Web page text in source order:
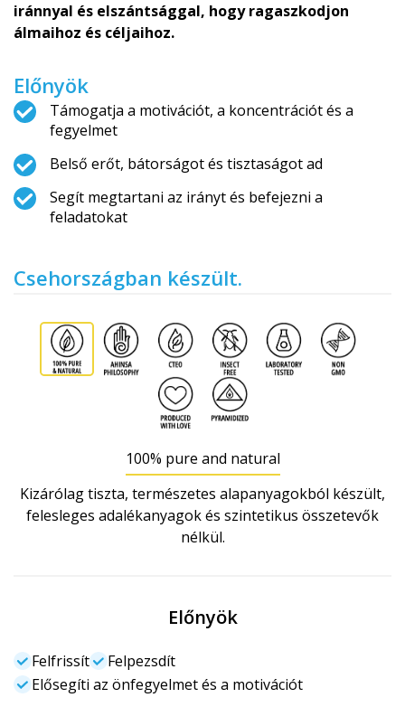
iránnyal és elszántsággal, hogy ragaszkodjon
álmaihoz és céljaihoz.
Előnyök
Támogatja a motivációt, a koncentrációt és a
fegyelmet
Belső erőt, bátorságot és tisztaságot ad
Segít megtartani az irányt és befejezni a
feladatokat
Csehországban készült.
100% pure and natural
Kizárólag tiszta, természetes alapanyagokból készült,
felesleges adalékanyagok és szintetikus összetevők
nélkül.
Előnyök
Felfrissít
Felpezsdít
Elősegíti az önfegyelmet és a motivációt